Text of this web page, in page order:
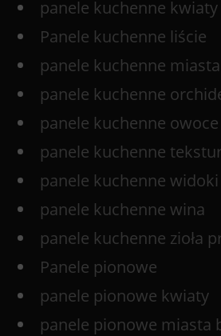
panele kuchenne kwiaty
Panele kuchenne liście
panele kuchenne miasta
panele kuchenne
panele kuchenne owoce
panele kuchenne
panele kuchenne widoki
panele kuchenne wina
panele kuchenne zioła
Panele pionowe
panele pionowe kwiaty
panele pionowe miasta